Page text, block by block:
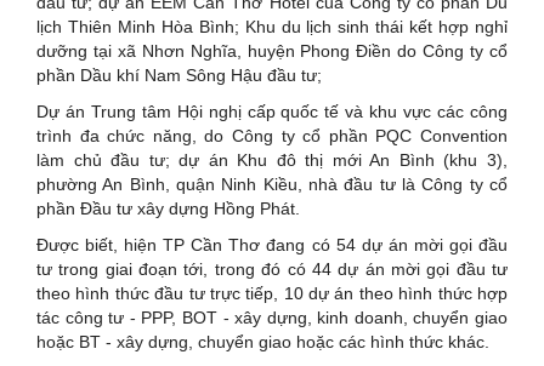
lịch Thiên Minh Hòa Bình; Khu du lịch sinh thái kết hợp nghỉ
dưỡng tại xã Nhơn Nghĩa, huyện Phong Điền do Công ty cổ
phần Dầu khí Nam Sông Hậu đầu tư;
Dự án Trung tâm Hội nghị cấp quốc tế và khu vực các công
trình đa chức năng, do Công ty cổ phần PQC Convention
làm chủ đầu tư; dự án Khu đô thị mới An Bình (khu 3),
phường An Bình, quận Ninh Kiều, nhà đầu tư là Công ty cổ
phần Đầu tư xây dựng Hồng Phát.
Được biết, hiện TP Cần Thơ đang có 54 dự án mời gọi đầu
tư trong giai đoạn tới, trong đó có 44 dự án mời gọi đầu tư
theo hình thức đầu tư trực tiếp, 10 dự án theo hình thức hợp
tác công tư - PPP, BOT - xây dựng, kinh doanh, chuyển giao
hoặc BT - xây dựng, chuyển giao hoặc các hình thức khác.